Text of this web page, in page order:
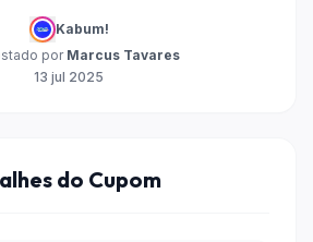
Kabum!
por Marcus Tavares
13 jul 2025
do Cupom